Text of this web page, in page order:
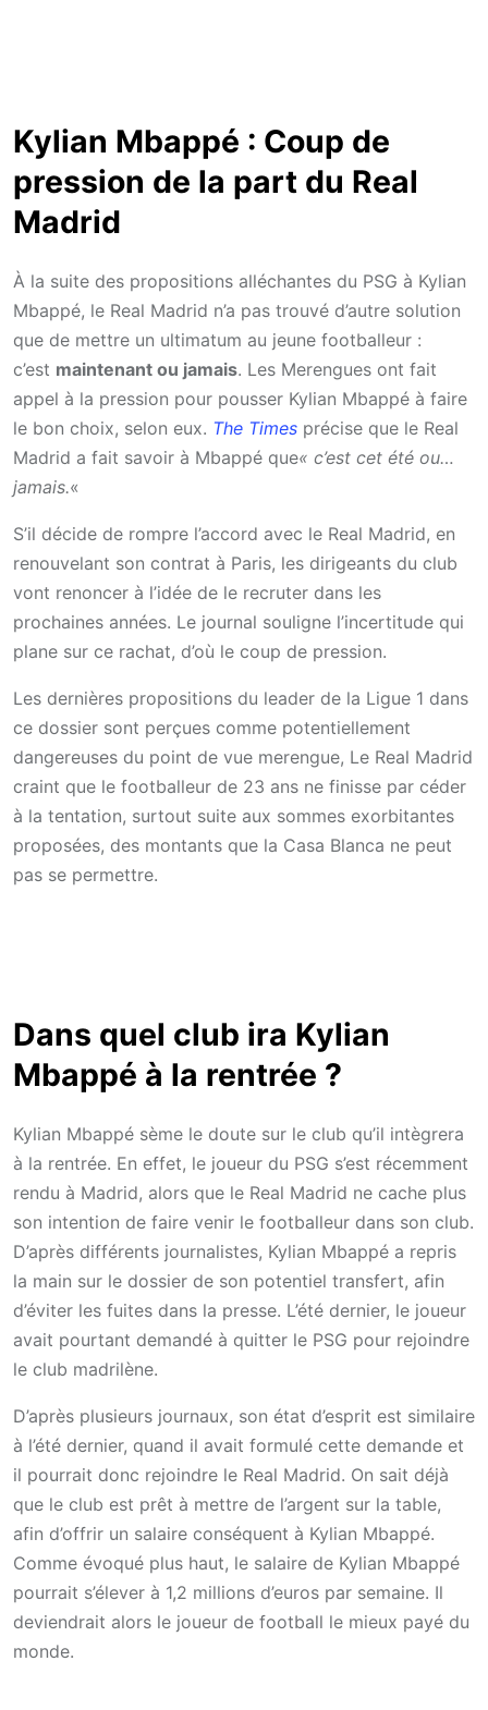
Kylian Mbappé : Coup de
pression de la part du Real
Madrid
À la suite des propositions alléchantes du PSG à Kylian
Mbappé, le Real Madrid n’a pas trouvé d’autre solution
que de mettre un ultimatum au jeune footballeur :
c’est maintenant ou jamais. Les Merengues ont fait
appel à la pression pour pousser Kylian Mbappé à faire
le bon choix, selon eux. The Times précise que le Real
Madrid a fait savoir à Mbappé que« c’est cet été ou…
jamais.«
S’il décide de rompre l’accord avec le Real Madrid, en
renouvelant son contrat à Paris, les dirigeants du club
vont renoncer à l’idée de le recruter dans les
prochaines années. Le journal souligne l’incertitude qui
plane sur ce rachat, d’où le coup de pression.
Les dernières propositions du leader de la Ligue 1 dans
ce dossier sont perçues comme potentiellement
dangereuses du point de vue merengue, Le Real Madrid
craint que le footballeur de 23 ans ne finisse par céder
à la tentation, surtout suite aux sommes exorbitantes
proposées, des montants que la Casa Blanca ne peut
pas se permettre.
Dans quel club ira Kylian
Mbappé à la rentrée ?
Kylian Mbappé sème le doute sur le club qu’il intègrera
à la rentrée. En effet, le joueur du PSG s’est récemment
rendu à Madrid, alors que le Real Madrid ne cache plus
son intention de faire venir le footballeur dans son club.
D’après différents journalistes, Kylian Mbappé a repris
la main sur le dossier de son potentiel transfert, afin
d’éviter les fuites dans la presse. L’été dernier, le joueur
avait pourtant demandé à quitter le PSG pour rejoindre
le club madrilène.
D’après plusieurs journaux, son état d’esprit est similaire
à l’été dernier, quand il avait formulé cette demande et
il pourrait donc rejoindre le Real Madrid. On sait déjà
que le club est prêt à mettre de l’argent sur la table,
afin d’offrir un salaire conséquent à Kylian Mbappé.
Comme évoqué plus haut, le salaire de Kylian Mbappé
pourrait s’élever à 1,2 millions d’euros par semaine. Il
deviendrait alors le joueur de football le mieux payé du
monde.